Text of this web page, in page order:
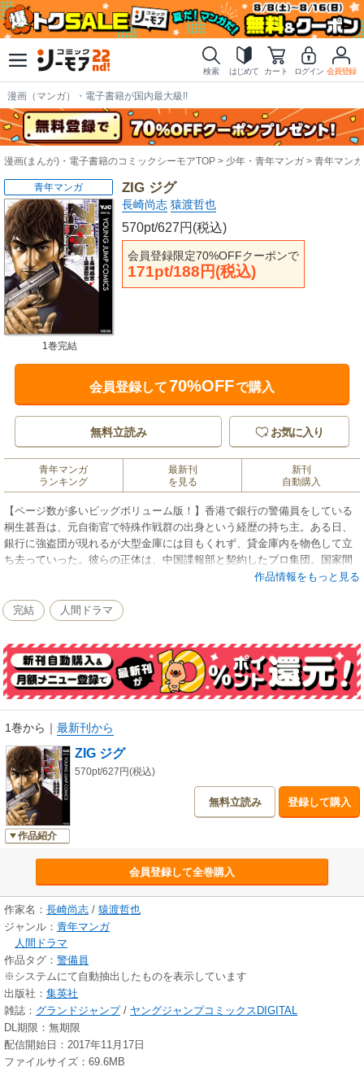
検索 はじめて カート ログイン 会員登録
漫画（マンガ）・電子書籍が国内最大級!!
漫画(まんが)・電子書籍のコミックシーモアTOP 少年・青年マンガ 青年マンガ
ZIG ジグ
長崎尚志 猿渡哲也
570pt/627円(税込)
会員登録限定70%OFFクーポンで
171pt/188円(税込)
青年マンガ
1巻完結
会員登録して70%OFFで購入
無料立読み お気に入り
青年マンガ
ランキング
最新刊
を見る
新刊
自動購入
【ページ数が多いビッグボリューム版！】香港で銀行の警備員をしている
桐生甚吾は、元自衛官で特殊作戦群の出身という経歴の持ち主。ある日、
銀行に強盗団が現れるが大型金庫には目もくれず、貸金庫内を物色して立
ち去っていった。彼らの正体は、中国諜報部と契約したプロ集団。国家間
作品情報をもっと見る
完結 人間ドラマ
1巻から ｜ 最新刊から
作品紹介
ZIG ジグ
570pt/627円(税込)
無料立読み 登録して購入
会員登録して全巻購入
作家名： 長崎尚志 / 猿渡哲也
ジャンル： 青年マンガ
人間ドラマ
作品タグ： 警備員
※システムにて自動抽出したものを表示しています
出版社： 集英社
雑誌： グランドジャンプ/ ヤングジャンプコミックスDIGITAL
DL期限：無期限
配信開始日：2017年11月17日
ファイルサイズ：69.6MB